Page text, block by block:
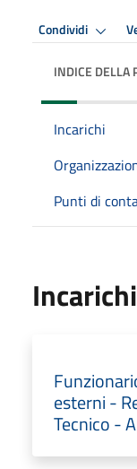
Condividi
INDICE DELLA
Incarichi
Punti di
Incarichi
esterni -
Tecnico -